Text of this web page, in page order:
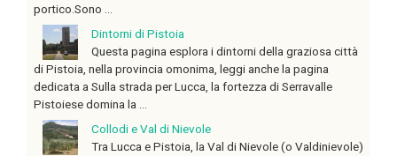
portico.Sono ...
Dintorni di Pistoia
Questa pagina esplora i dintorni della graziosa città
di Pistoia, nella provincia omonima, leggi anche la pagina
dedicata a Sulla strada per Lucca, la fortezza di Serravalle
Pistoiese domina la ...
Collodi e Val di Nievole
Tra Lucca e Pistoia, la Val di Nievole (o Valdinievole)